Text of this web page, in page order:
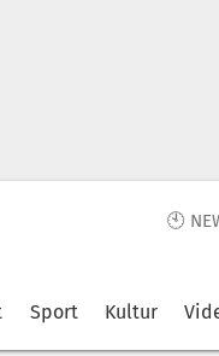
🕙
Sport Kultur